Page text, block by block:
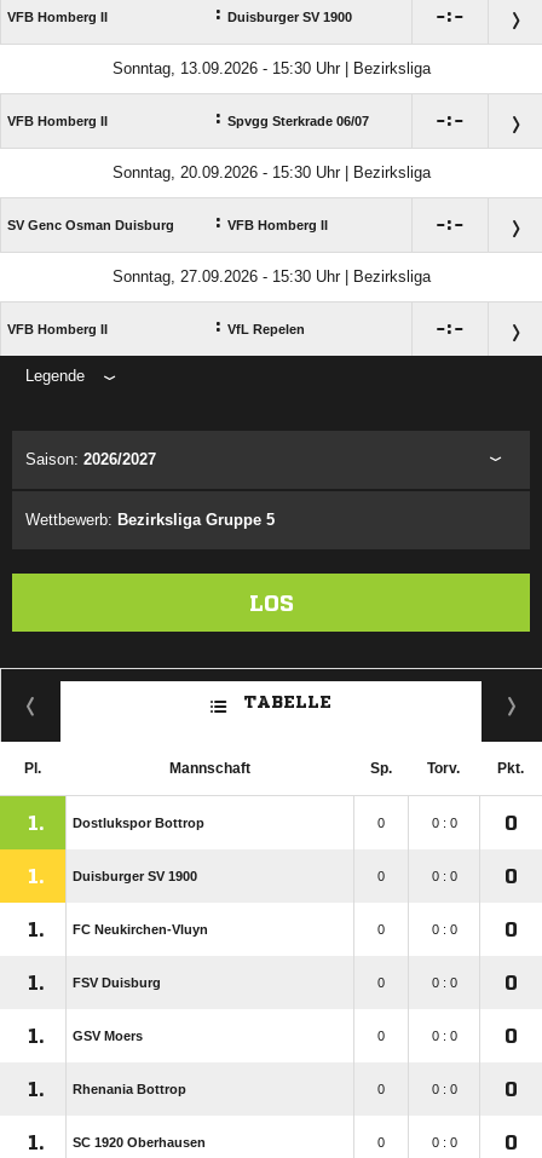
VFB Homberg II : Duisburger SV 1900 :
Sonntag, 13.09.2026 - 15:30 Uhr | Bezirksliga
VFB Homberg II : Spvgg Sterkrade 06/​07 :
Sonntag, 20.09.2026 - 15:30 Uhr | Bezirksliga
SV Genc Osman Duisburg : VFB Homberg II :
Sonntag, 27.09.2026 - 15:30 Uhr | Bezirksliga
VFB Homberg II : VfL Repelen :
Legende
Saison: 2026/2027
Wettbewerb: Bezirksliga Gruppe 5
LOS
TABELLE
Pl. Mannschaft Sp. Torv. Pkt.
1. Dostlukspor Bottrop 0 0 : 0 0
1. Duisburger SV 1900 0 0 : 0 0
1. FC Neukirchen-Vluyn 0 0 : 0 0
1. FSV Duisburg 0 0 : 0 0
1. GSV Moers 0 0 : 0 0
1. Rhenania Bottrop 0 0 : 0 0
1. SC 1920 Oberhausen 0 0 : 0 0